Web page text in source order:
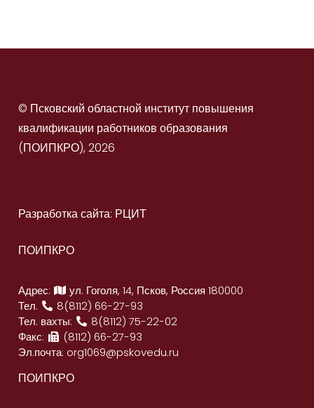
© Псковский областной институт повышения
квалификации работников образования
(ПОИПКРО), 2026
Разработка сайта: РЦИТ
ПОИПКРО
Адрес:
ул. Гоголя, 14, Псков, Россия 180000
Тел.
8(8112) 66-27-93
Тел. вахты:
8(8112) 75-22-02
Факс:
(8112) 66-27-93
Эл.почта: org1069@pskovedu.ru
ПОИПКРО